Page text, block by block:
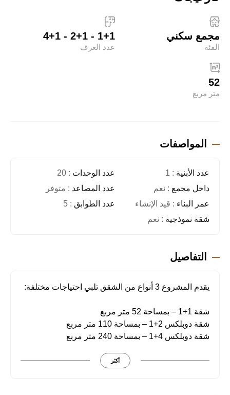
مجمع سكني
الفئة
1+1 - 2+1 - 4+1
عدد الغرف
52
متر مربع
المواصفات
عدد الأبنية : 1 عدد الوحدات : 20
داخل مجمع : نعم عدد المصاعد : متوفر
عمر البناء : قيد الإنشاء عدد الطوابق : 5
شقة نموذجية : نعم
التفاصيل
يقدم المشروع 3 أنواع من الشقق تلبي احتياجات مختلفة:
شقة 1+1 – بمساحة 52 متر مربع
شقة دوبلكس 2+1 – بمساحة 110 متر مربع
شقة دوبلكس 4+1 – بمساحة 240 متر مربع
بمساحات معيشة عصرية. أما الشقق الدوبلكس فهي
أكثر